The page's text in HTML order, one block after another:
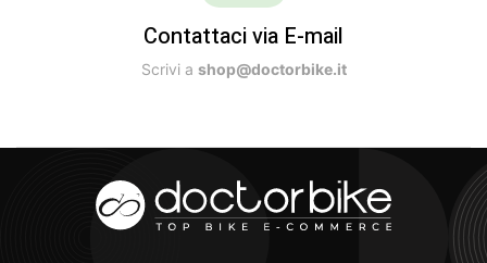
Contattaci via E-mail
Scrivi a shop@doctorbike.it